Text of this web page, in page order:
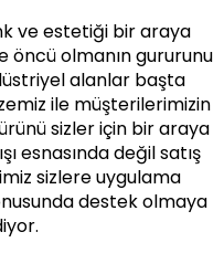
ve estetiği bir araya
olmanın gururunu
alanlar başta
ile müşterilerimizin
sizler için bir araya
esnasında değil satış
sizlere uygulama
destek olmaya